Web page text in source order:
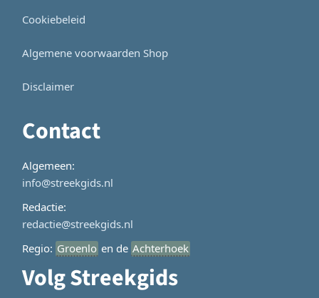
Cookiebeleid
Algemene voorwaarden Shop
Disclaimer
Contact
Algemeen:
info@streekgids.nl
Redactie:
redactie@streekgids.nl
Regio: Groenlo en de Achterhoek
Volg Streekgids